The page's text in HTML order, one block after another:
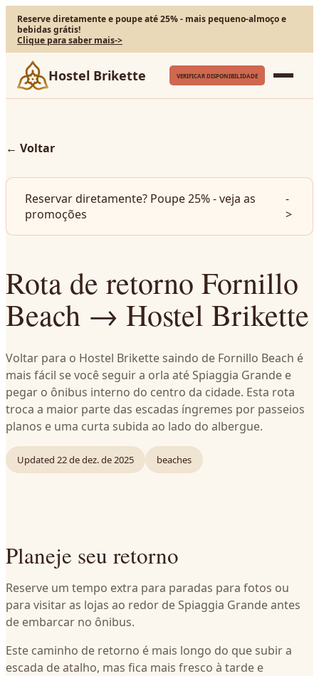
Reserve diretamente e poupe até 25% - mais pequeno-almoço e
bebidas grátis!
Clique para saber mais->
Hostel Brikette VERIFICAR DISPONIBILIDADE
← Voltar
Reservar diretamente? Poupe 25% - veja as
promoções
-
>
Rota de retorno Fornillo
Beach → Hostel Brikette
Voltar para o Hostel Brikette saindo de Fornillo Beach é
mais fácil se você seguir a orla até Spiaggia Grande e
pegar o ônibus interno do centro da cidade. Esta rota
troca a maior parte das escadas íngremes por passeios
planos e uma curta subida ao lado do albergue.
Updated 22 de dez. de 2025 beaches
Planeje seu retorno
Reserve um tempo extra para paradas para fotos ou
para visitar as lojas ao redor de Spiaggia Grande antes
de embarcar no ônibus.
Este caminho de retorno é mais longo do que subir a
escada de atalho, mas fica mais fresco à tarde e